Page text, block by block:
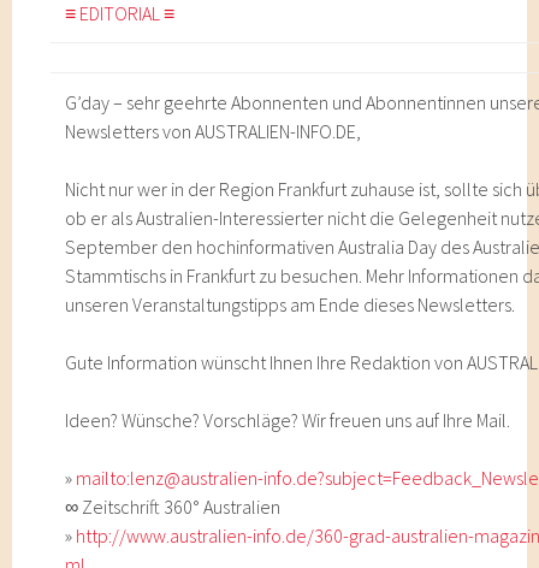
≡ EDITORIAL ≡
G’day – sehr geehrte Abonnenten und Abonnentinnen
Newsletters von AUSTRALIEN-INFO.DE,
Nicht nur wer in der Region Frankfurt zuhause ist, sollte sich
ob er als Australien-Interessierter nicht die Gelegenheit
September den hochinformativen Australia Day des
Stammtischs in Frankfurt zu besuchen. Mehr Informationen
unseren Veranstaltungstipps am Ende dieses Newsletters.
Gute Information wünscht Ihnen Ihre Redaktion von
Ideen? Wünsche? Vorschläge? Wir freuen uns auf Ihre Mail.
» mailto:lenz@australien-
∞ Zeitschrift 360° Australien
» http://www.australien-info.de/360-grad-australien-